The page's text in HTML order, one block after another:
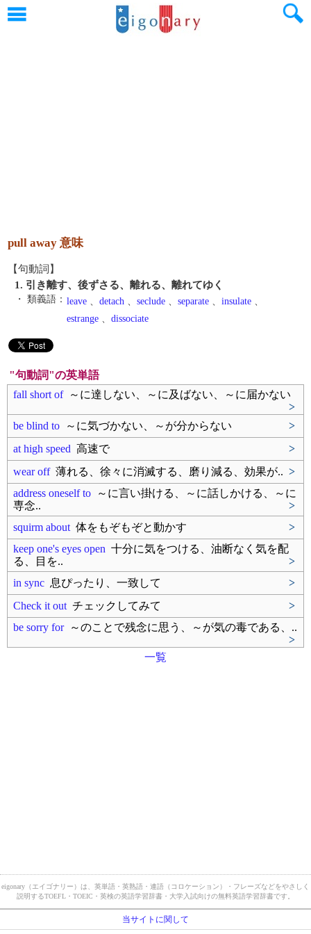
pull away 意味
【句動詞】
1. 引き離す、後ずさる、離れる、離れてゆく
・ 類義語： leave 、 detach 、 seclude 、 separate 、 insulate 、
estrange 、 dissociate
"句動詞"の英単語
fall short of～に達しない、～に及ばない、～に届かない
>
be blind to ～に気づかない、～が分からない
>
at high speed 高速で
>
wear off薄れる、徐々に消滅する、磨り減る、効果が.. >
address oneself to ～に言い掛ける、～に話しかける、～に
専念..
>
squirm about 体をもぞもぞと動かす
>
keep one's eyes open 十分に気をつける、油断なく気を配
る、目を..
>
in sync 息ぴったり、一致して
>
Check it out チェックしてみて
>
be sorry for～のことで残念に思う、～が気の毒である、..
>
一覧
eigonary（エイゴナリー）は、英単語・英熟語・連語（コロケーション）・フレーズなどをやさしく
説明するTOEFL・TOEIC・英検の英語学習辞書・大学入試向けの無料英語学習辞書です。
当サイトに関して